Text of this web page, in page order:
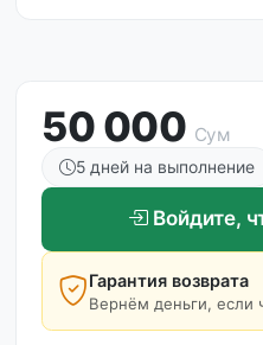
50 000 Сум
5 дней на выполнение
Войдите,
Гарантия возврата
Вернём деньги, если